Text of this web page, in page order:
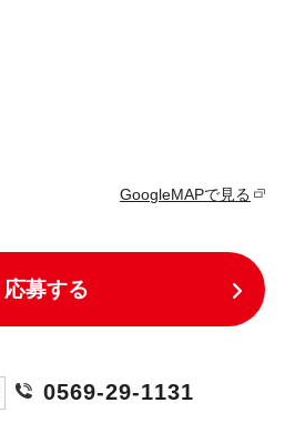
GoogleMAPで見る
応募する
0569-29-1131